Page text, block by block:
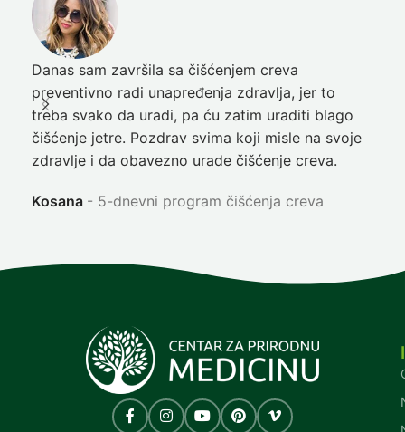
Danas sam završila sa čišćenjem creva
preventivno radi unapređenja zdravlja, jer to
treba svako da uradi, pa ću zatim uraditi blago
čišćenje jetre. Pozdrav svima koji misle na svoje
zdravlje i da obavezno urade čišćenje creva.
Kosana 5-dnevni program čišćenja creva